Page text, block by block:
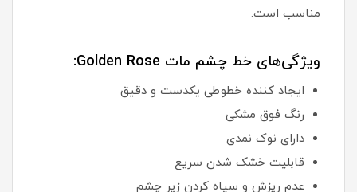
مناسب است.
ویژگی‌های خط چشم مات Golden Rose:
ایجاد کننده خطوطی یکدست و دقیق
رنگ فوق مشکی
دارای نوک نمدی
قابلیت خشک شدن سریع
عدم ریزش و سیاه کردن زیر چشم